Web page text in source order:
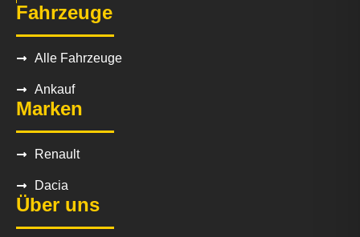
Fahrzeuge
Alle Fahrzeuge
Ankauf
Marken
Renault
Dacia
Über uns